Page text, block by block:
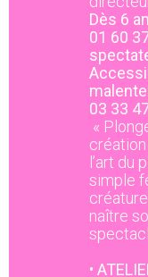
Dès 6
01 60
03 33
«
l’art du
simple
naître
•